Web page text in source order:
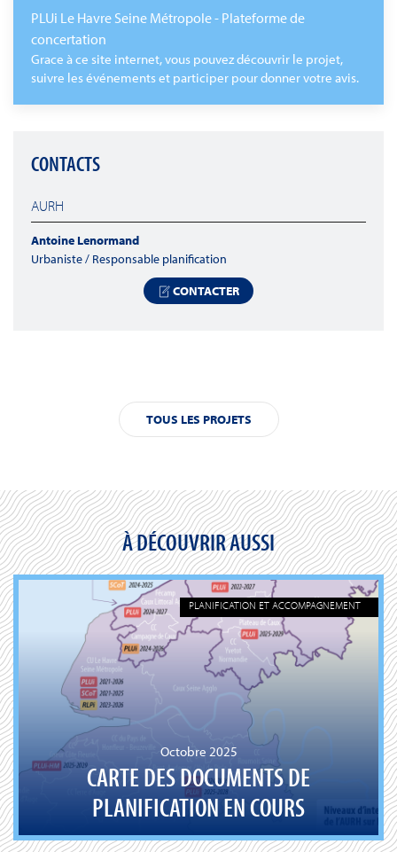
PLUi Le Havre Seine Métropole - Plateforme de
concertation
Grace à ce site internet, vous pouvez découvrir le projet,
suivre les événements et participer pour donner votre avis.
CONTACTS
AURH
Antoine Lenormand
Urbaniste / Responsable planification
CONTACTER
TOUS LES PROJETS
À DÉCOUVRIR AUSSI
PLANIFICATION ET ACCOMPAGNEMENT
Octobre 2025
CARTE DES DOCUMENTS DE
PLANIFICATION EN COURS